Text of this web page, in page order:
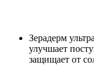
Зерадерм
улучшает
защищает от